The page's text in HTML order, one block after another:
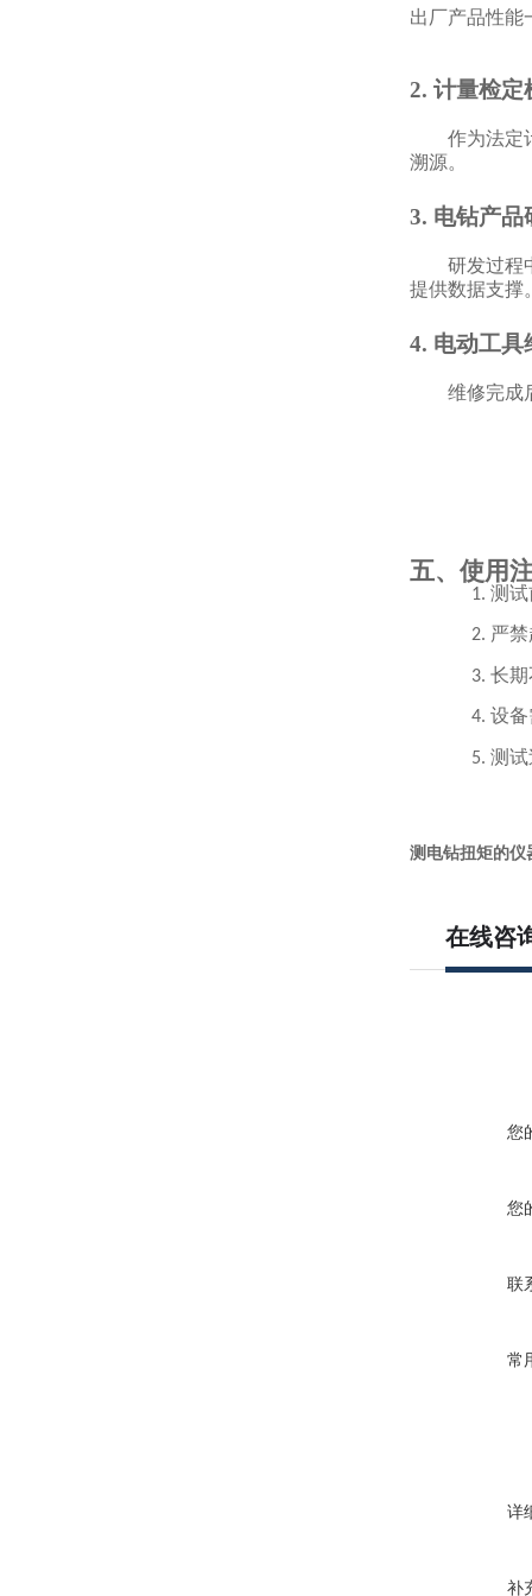
出厂产品性能
2. 计量检定
作为法定
溯源。
3. 电钻产品
研发过程
提供数据支撑
4. 电动工具
维修完成
五、使用
1. 测
2. 严
3. 长
4. 设
5. 测
测电钻扭矩的仪
在线咨
您
您
联
常
详
补